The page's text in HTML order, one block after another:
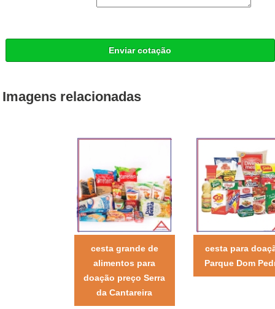
Enviar cotação
Imagens relacionadas
cesta grande de
alimentos para
doação preço Serra
da Cantareira
cesta para
Parque Dom